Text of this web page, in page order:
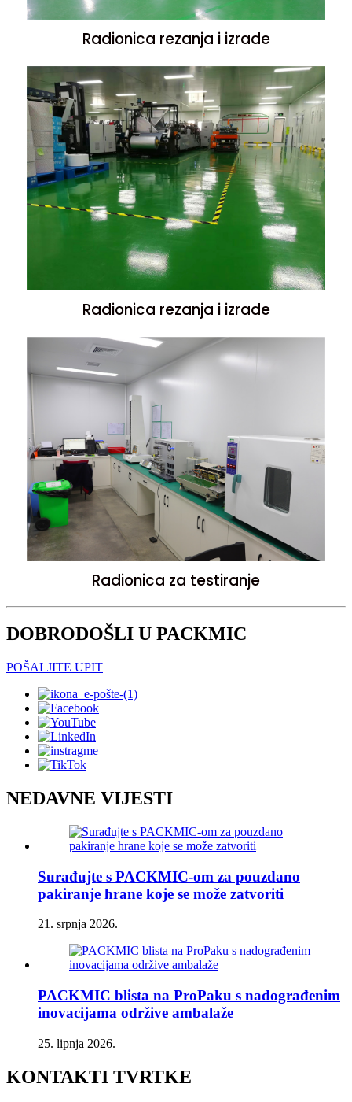
Radionica rezanja i izrade
Radionica rezanja i izrade
Radionica za testiranje
DOBRODOŠLI U PACKMIC
POŠALJITE UPIT
NEDAVNE VIJESTI
Surađujte s PACKMIC-om za pouzdano
pakiranje hrane koje se može zatvoriti
21. srpnja 2026.
PACKMIC blista na ProPaku s nadograđenim
inovacijama održive ambalaže
25. lipnja 2026.
KONTAKTI TVRTKE